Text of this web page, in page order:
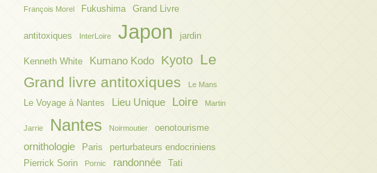
François Morel Fukushima Grand Livre
antitoxiques InterLoire Japon jardin
Kenneth White Kumano Kodo Kyoto Le
Grand livre antitoxiques
Le Mans
Le Voyage à Nantes Lieu Unique Loire Martin
Jarrie Nantes Noirmoutier oenotourisme
ornithologie Paris
perturbateurs endocriniens
Pierrick Sorin
Pornic randonnée Tati